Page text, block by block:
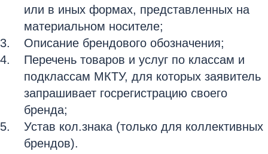
или в иных формах, представленных на
материальном носителе;
Описание брендового обозначения;
Перечень товаров и услуг по классам и
подклассам МКТУ, для которых заявитель
запрашивает госрегистрацию своего
бренда;
Устав кол.знака (только для коллективных
брендов).